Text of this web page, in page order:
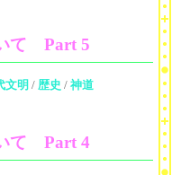
て Part 5
文明 / 歴史 / 神道
て Part 4